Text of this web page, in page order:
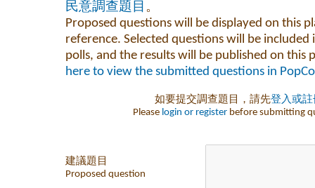
民意調查題目 。
Proposed questions will be displayed on this
reference. Selected questions will be
polls, and the results will be published on this
here to view the submitted questions in
如要提交調查題目，請先登入或註
Please login or register before submitting
建議題目
Proposed question